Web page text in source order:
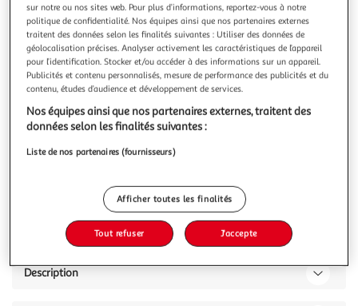
4.8 (6)
BELVITA
Biscuits petit-déjeuner brut aux 5 céréales complètes
sachets fraîcheur
Les biscuits petit déjeuner BelVita Brut sont composés de 5
céréales complètes. Un choix gourmand et pratique à
déguster à la maison ou à emporter. Ces délicieux biscuits
emballés individuellement sont parfaits pour toute la
famille adultes comme enfants dans le cadre d'un petit-
déjeuner équilibré p
En savoir +
400g 8x4 biscuits
Vous voulez connaître le prix de ce produit ?
Afficher le prix
Description
sur notre ou nos sites web. Pour plus d’informations, reportez-vous à notre
politique de confidentialité. Nos équipes ainsi que nos partenaires externes
traitent des données selon les finalités suivantes : Utiliser des données de
géolocalisation précises. Analyser activement les caractéristiques de l’appareil
pour l’identification. Stocker et/ou accéder à des informations sur un appareil.
Publicités et contenu personnalisés, mesure de performance des publicités et du
contenu, études d’audience et développement de services.
Nos équipes ainsi que nos partenaires externes, traitent des
données selon les finalités suivantes :
Liste de nos partenaires (fournisseurs)
Afficher toutes les finalités
Tout refuser J'accepte